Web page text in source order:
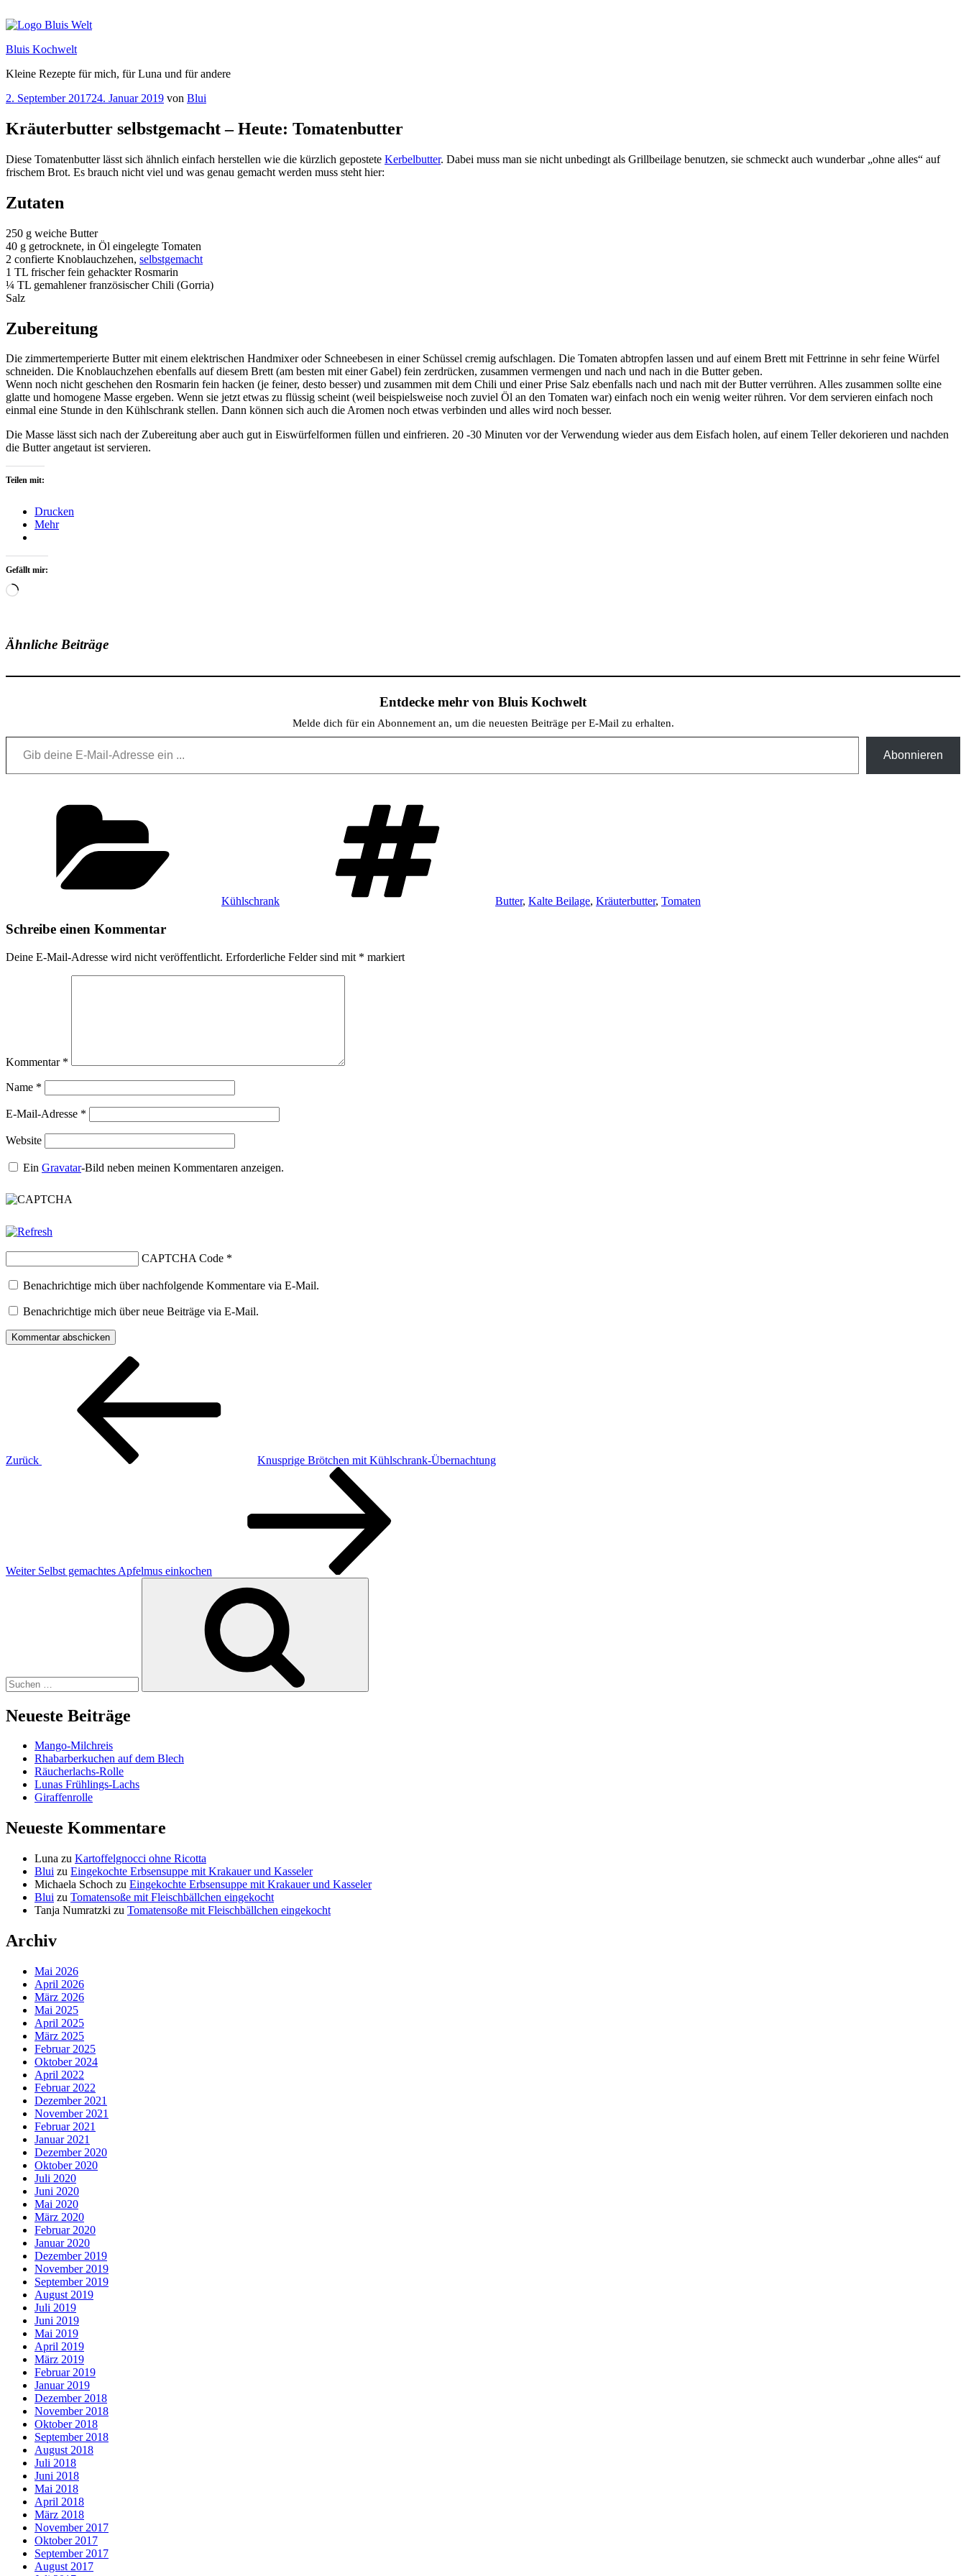
Inhalt
Bluis Kochwelt
Kleine Rezepte für mich, für Luna und für andere
Veröffentlicht
2. September 201724. Januar 2019 von Blui
Kräuterbutter selbstgemacht – Heute: Tomatenbutter
Diese Tomatenbutter lässt sich ähnlich einfach herstellen wie die kürzlich gepostete Kerbelbutter. Dabei muss man sie nicht unbedingt als Grillbeilage benutzen, sie schmeckt auch wunderbar „ohne alles“ auf
frischem Brot. Es brauch nicht viel und was genau gemacht werden muss steht hier:
Zutaten
250 g weiche Butter
40 g getrocknete, in Öl eingelegte Tomaten
2 confierte Knoblauchzehen, selbstgemacht
1 TL frischer fein gehackter Rosmarin
¼ TL gemahlener französischer Chili (Gorria)
Salz
Zubereitung
Die zimmertemperierte Butter mit einem elektrischen Handmixer oder Schneebesen in einer Schüssel cremig aufschlagen. Die Tomaten abtropfen lassen und auf einem Brett mit Fettrinne in sehr feine Würfel
schneiden. Die Knoblauchzehen ebenfalls auf diesem Brett (am besten mit einer Gabel) fein zerdrücken, zusammen vermengen und nach und nach in die Butter geben.
Wenn noch nicht geschehen den Rosmarin fein hacken (je feiner, desto besser) und zusammen mit dem Chili und einer Prise Salz ebenfalls nach und nach mit der Butter verrühren. Alles zusammen sollte eine
glatte und homogene Masse ergeben. Wenn sie jetzt etwas zu flüssig scheint (weil beispielsweise noch zuviel Öl an den Tomaten war) einfach noch ein wenig weiter rühren. Vor dem servieren einfach noch
einmal eine Stunde in den Kühlschrank stellen. Dann können sich auch die Aromen noch etwas verbinden und alles wird noch besser.
Die Masse lässt sich nach der Zubereitung aber auch gut in Eiswürfelformen füllen und einfrieren. 20 -30 Minuten vor der Verwendung wieder aus dem Eisfach holen, auf einem Teller dekorieren und nachden
die Butter angetaut ist servieren.
Teilen mit:
Drucken
Mehr
Gefällt mir:
Wird
Ähnliche Beiträge
Entdecke mehr von Bluis Kochwelt
Melde dich für ein Abonnement an, um die neuesten Beiträge per E-Mail zu erhalten.
Gib deine E-Mail-Adresse ein ...
Abonnieren
Kühlschrank Butter, Kalte Beilage, Kräuterbutter, Tomaten
Schreibe einen Kommentar
Deine E-Mail-Adresse wird nicht veröffentlicht. Erforderliche Felder sind mit * markiert
Kommentar *
Name *
E-Mail-Adresse *
Website
EinGravatar-Bild neben meinen Kommentaren anzeigen.
CAPTCHA Code *
Benachrichtige mich über nachfolgende Kommentare via E-Mail.
Benachrichtige mich über neue Beiträge via E-Mail.
Beitragsnavigation
Zurück
Knusprige Brötchen mit Kühlschrank-Übernachtung
Weiter Selbst gemachtes Apfelmus einkochen
Neueste Beiträge
Mango-Milchreis
Rhabarberkuchen auf dem Blech
Räucherlachs-Rolle
Lunas Frühlings-Lachs
Giraffenrolle
Neueste Kommentare
Luna zu Kartoffelgnocci ohne Ricotta
Blui zu Eingekochte Erbsensuppe mit Krakauer und Kasseler
Michaela Schoch zu Eingekochte Erbsensuppe mit Krakauer und Kasseler
Blui zu Tomatensoße mit Fleischbällchen eingekocht
Tanja Numratzki zu Tomatensoße mit Fleischbällchen eingekocht
Archiv
Mai 2026
April 2026
März 2026
Mai 2025
April 2025
März 2025
Februar 2025
Oktober 2024
April 2022
Februar 2022
Dezember 2021
November 2021
Februar 2021
Januar 2021
Dezember 2020
Oktober 2020
Juli 2020
Juni 2020
Mai 2020
März 2020
Februar 2020
Januar 2020
Dezember 2019
November 2019
September 2019
August 2019
Juli 2019
Juni 2019
Mai 2019
April 2019
März 2019
Februar 2019
Januar 2019
Dezember 2018
November 2018
Oktober 2018
September 2018
August 2018
Juli 2018
Juni 2018
Mai 2018
April 2018
März 2018
November 2017
Oktober 2017
September 2017
August 2017